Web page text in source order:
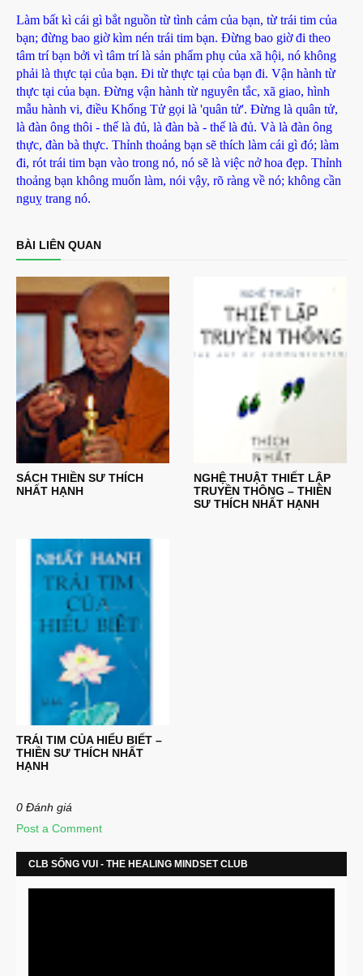
Làm bất kì cái gì bắt nguồn từ tình cảm của bạn, từ trái tim của
bạn; đừng bao giờ kìm nén trái tim bạn. Đừng bao giờ đi theo
tâm trí bạn bởi vì tâm trí là sản phẩm phụ của xã hội, nó không
phải là thực tại của bạn. Đi từ thực tại của bạn đi. Vận hành từ
thực tại của bạn. Đừng vận hành từ nguyên tắc, xã giao, hình
mẫu hành vi, điều Khổng Tử gọi là 'quân tử'. Đừng là quân tử,
là đàn ông thôi - thế là đủ, là đàn bà - thế là đủ. Và là đàn ông
thực, đàn bà thực. Thỉnh thoảng bạn sẽ thích làm cái gì đó; làm
đi, rót trái tim bạn vào trong nó, nó sẽ là việc nở hoa đẹp. Thỉnh
thoảng bạn không muốn làm, nói vậy, rõ ràng về nó; không cần
nguỵ trang nó.
BÀI LIÊN QUAN
SÁCH THIỀN SƯ THÍCH
NHẤT HẠNH
NGHỆ THUẬT THIẾT LẬP
TRUYỀN THÔNG – THIỀN
SƯ THÍCH NHẤT HẠNH
TRÁI TIM CỦA HIỂU BIẾT –
THIỀN SƯ THÍCH NHẤT
HẠNH
0 Đánh giá
Post a Comment
CLB SỐNG VUI - THE HEALING MINDSET CLUB